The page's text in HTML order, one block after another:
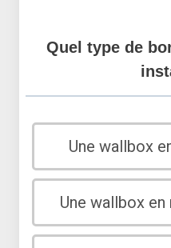
Quel type de
Une wallbox
Une wallbox